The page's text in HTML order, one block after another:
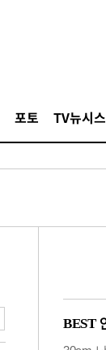
포토 TV뉴시스